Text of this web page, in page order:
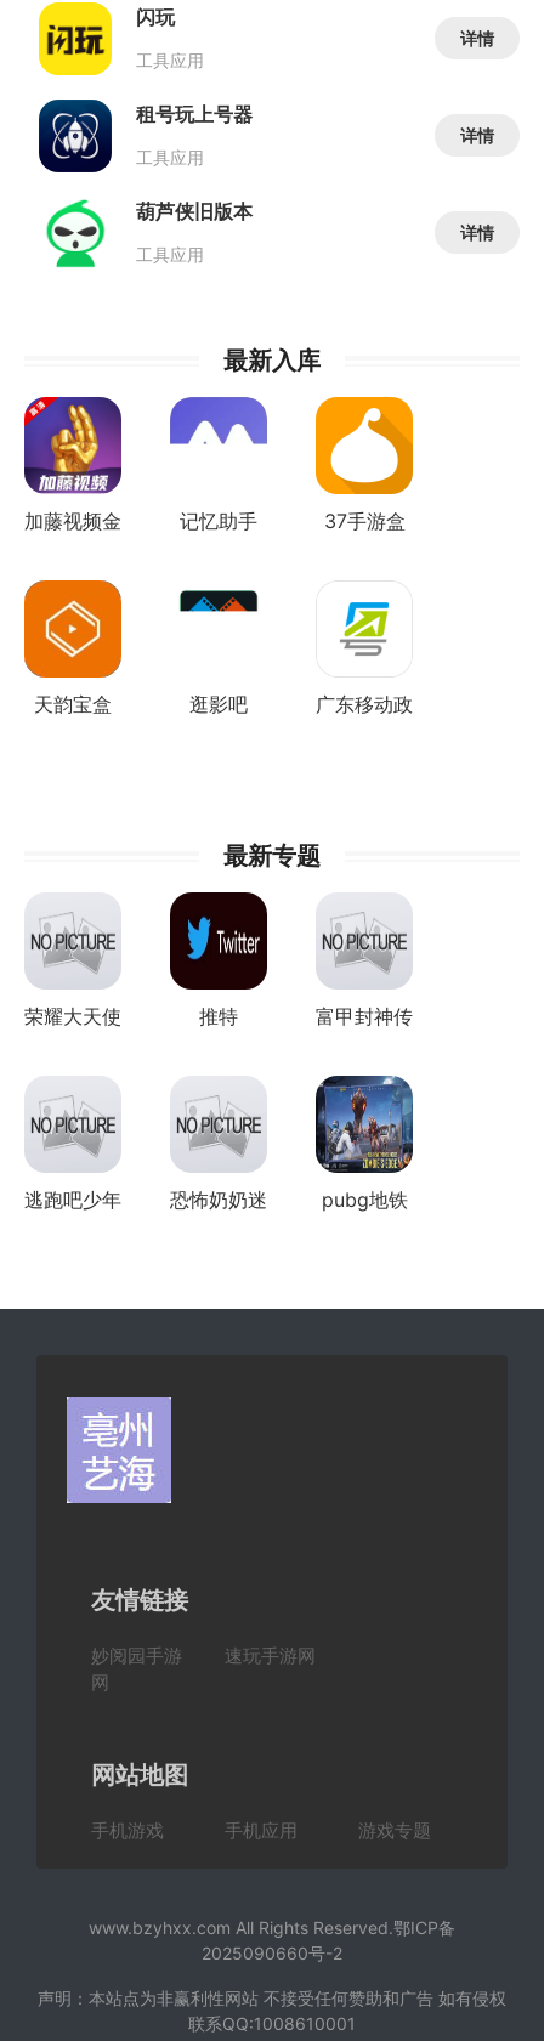
闪玩
工具应用
详情
租号玩上号器
工具应用
详情
葫芦侠旧版本
工具应用
详情
最新入库
加藤视频金
记忆助手
37手游盒
天韵宝盒 逛影吧
广东移动政
最新专题
荣耀大天使
推特
富甲封神传
逃跑吧少年
恐怖奶奶迷
pubg地铁
友情链接
妙阅园手游
网
速玩手游网
网站地图
手机游戏 手机应用 游戏专题
www.bzyhxx.com All Rights Reserved.鄂ICP备
2025090660号-2
声明：本站点为非赢利性网站 不接受任何赞助和广告 如有侵权
联系QQ:1008610001